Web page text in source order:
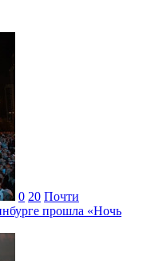
0 20 Почти
прошла «Ночь